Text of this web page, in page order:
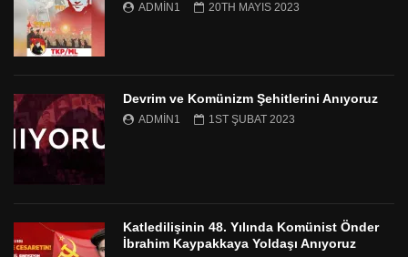
ADMIN1 20TH MAYIS 2023
Devrim ve Komünizm Şehitlerini Anıyoruz
ADMIN1 1ST ŞUBAT 2023
Katledilişinin 48. Yılında Komünist Önder
İbrahim Kaypakkaya Yoldaşı Anıyoruz